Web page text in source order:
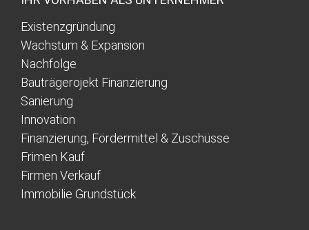
Existenzgründung
Wachstum & Expansion
Nachfolge
Bauträgerojekt Finanzierung
Sanierung
Innovation
Finanzierung, Fördermittel & Zuschüsse
Frimen Kauf
Firmen Verkauf
Immobilie Grundstück